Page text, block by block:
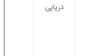
دریایی